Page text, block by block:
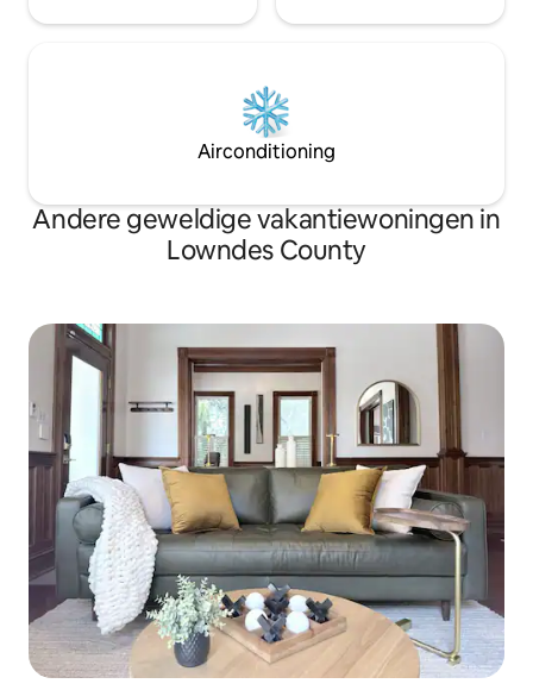
Airconditioning
Andere geweldige vakantiewoningen in
Lowndes County